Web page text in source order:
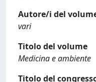
Autore/i del
vari
Titolo del volume
Medicina e ambiente
Titolo del